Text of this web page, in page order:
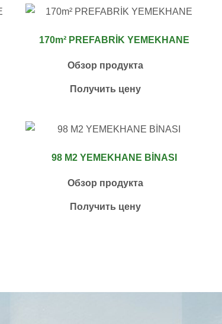
170m² PREFABRİK YEMEKHANE
Обзор продукта
Получить цену
98 M2 YEMEKHANE BİNASI
Обзор продукта
Получить цену